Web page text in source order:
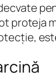
proteja